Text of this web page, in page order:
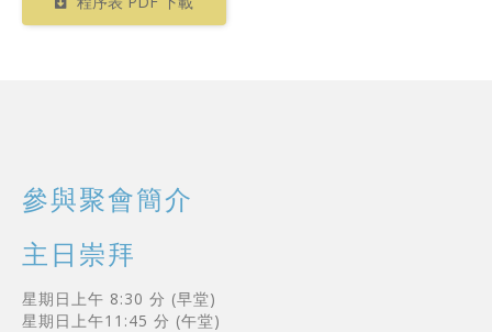
參與聚會簡介
主日崇拜
星期日上午 8:30 分 (早堂)
星期日上午11:45 分 (午堂)